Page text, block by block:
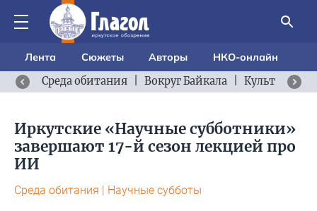
Лента Сюжеты Авторы
НКО-онлайн
Среда обитания
Вокруг Байкала Культурный
Иркутские «Научные субботники»
завершают 17-й сезон лекцией про
ИИ
Среда обитания | Научные субботы